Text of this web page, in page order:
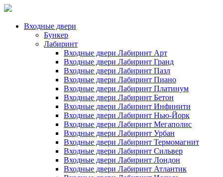
Входные двери
Бункер
Лабиринт
Входные двери Лабиринт Арт
Входные двери Лабиринт Гранд
Входные двери Лабиринт Пазл
Входные двери Лабиринт Пиано
Входные двери Лабиринт Платинум
Входные двери Лабиринт Бетон
Входные двери Лабиринт Инфинити
Входные двери Лабиринт Нью-Йорк
Входные двери Лабиринт Мегаполис
Входные двери Лабиринт Урбан
Входные двери Лабиринт Термомагнит
Входные двери Лабиринт Сильвер
Входные двери Лабиринт Лондон
Входные двери Лабиринт Атлантик